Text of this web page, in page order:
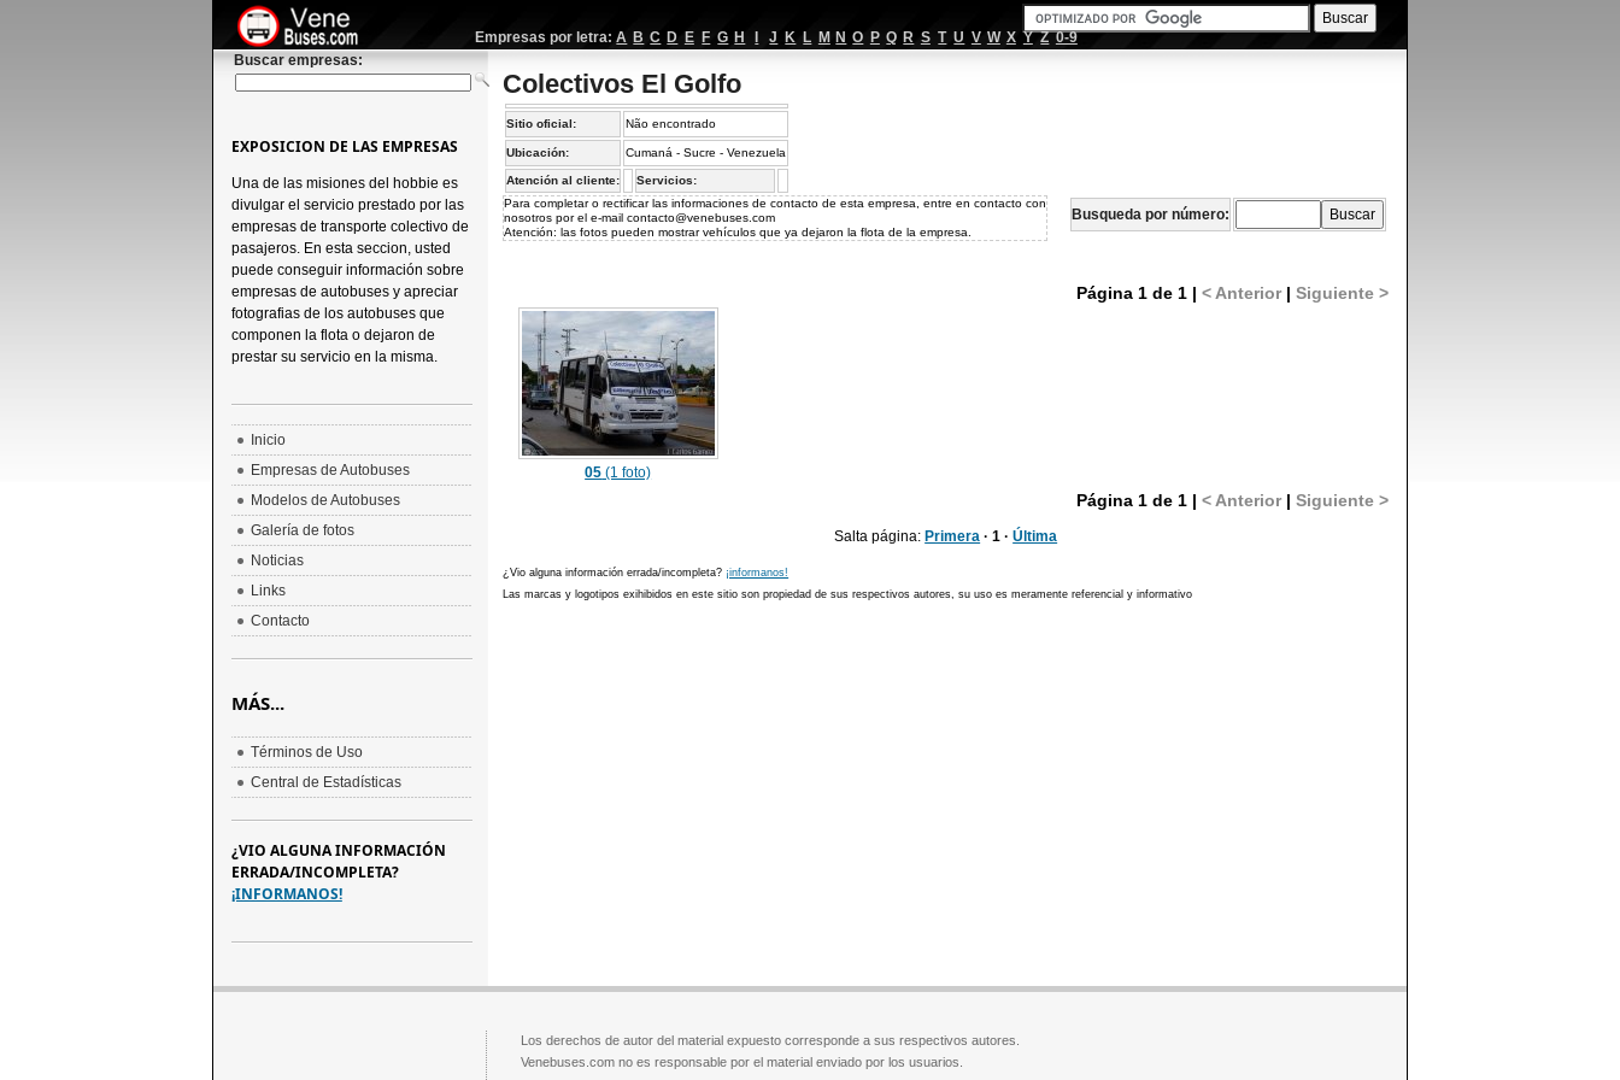
Empresas por letra: A B C D E F G H J K L M N O P Q R S T U V W X Y Z 0-9
Buscar empresas:
Colectivos El Golfo
Sitio oficial: Não encontrado
Ubicación: Cumaná - Sucre - Venezuela
Atención al cliente:
Servicios:
Para completar o rectificar las informaciones de contacto de esta empresa, entre en contacto con
nosotros por el e-mailcontacto@venebuses.com
Atención: las fotos pueden mostrar vehículos que ya dejaron la flota de la empresa.
Busqueda por número:
Página 1 de 1 |< Anterior|Siguiente >
05 (1 foto)
Página 1 de 1 |< Anterior|Siguiente >
Salta página: Primera · 1 ·Última
¿Vio alguna información errada/incompleta? ¡informanos!
Las marcas y logotipos exihibidos en este sitio son propiedad de sus respectivos autores, su uso es meramente referencial y informativo
EXPOSICION DE LAS EMPRESAS
Una de las misiones del hobbie es
divulgar el servicio prestado por las
empresas de transporte colectivo de
pasajeros. En esta seccion, usted
puede conseguir información sobre
empresas de autobuses y apreciar
fotografias de los autobuses que
componen la flota o dejaron de
prestar su servicio en la misma.
Inicio
Empresas de Autobuses
Modelos de Autobuses
Galería de fotos
Noticias
Links
Contacto
MÁS...
Términos de Uso
Central de Estadísticas
¿VIO ALGUNA INFORMACIÓN
ERRADA/INCOMPLETA?
¡INFORMANOS!
Los derechos de autor del material expuesto corresponde a sus respectivos autores.
Venebuses.com no es responsable por el material enviado por los usuarios.